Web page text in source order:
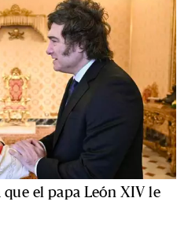
el papa León XIV le